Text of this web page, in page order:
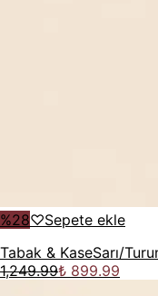
%28♡Sepete ekle
Tabak & KaseSarı/
1,249.99₺ 899.99